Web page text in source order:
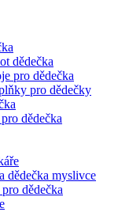
dědečka
pro dědečka
pro dědečky
dědečka
dědečka myslivce
dědečka